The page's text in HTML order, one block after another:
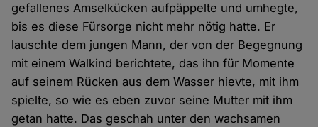
gefallenes Amselkücken aufpäppelte und umhegte,
bis es diese Fürsorge nicht mehr nötig hatte. Er
lauschte dem jungen Mann, der von der Begegnung
mit einem Walkind berichtete, das ihn für Momente
auf seinem Rücken aus dem Wasser hievte, mit ihm
spielte, so wie es eben zuvor seine Mutter mit ihm
getan hatte. Das geschah unter den wachsamen